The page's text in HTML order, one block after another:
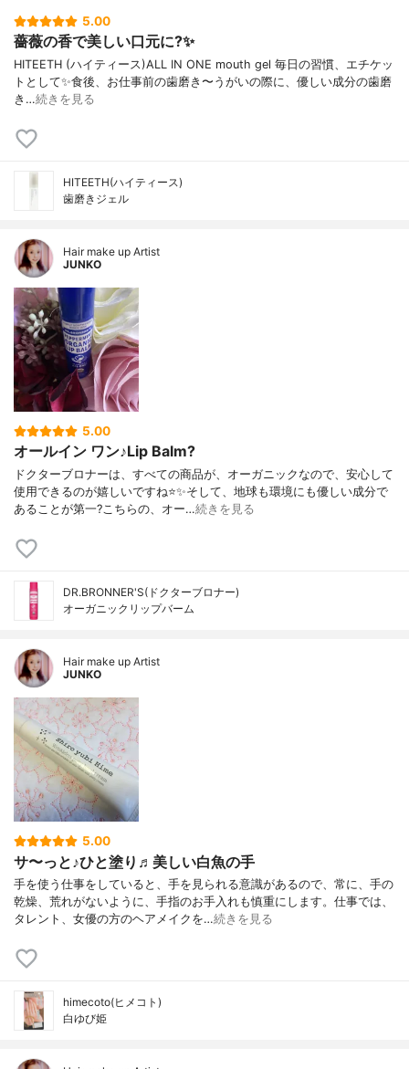
5.00
薔薇の香で美しい口元に?✨
HITEETH (ハイティース)ALL IN ONE mouth gel 毎日の習慣、エチケッ
トとして✨食後、お仕事前の歯磨き〜うがいの際に、優しい成分の歯磨
き…続きを見る
HITEETH(ハイティース)
歯磨きジェル
Hair make up Artist
JUNKO
5.00
オールイン ワン♪Lip Balm?
ドクターブロナーは、すべての商品が、オーガニックなので、安心して
使用できるのが嬉しいですね⭐️✨そして、地球も環境にも優しい成分で
あることが第一?こちらの、オー…続きを見る
DR.BRONNER'S(ドクターブロナー)
オーガニックリップバーム
Hair make up Artist
JUNKO
5.00
サ〜っと♪ひと塗り♬美しい白魚の手
手を使う仕事をしていると、手を見られる意識があるので、常に、手の
乾燥、荒れがないように、手指のお手入れも慎重にします。仕事では、
タレント、女優の方のヘアメイクを…続きを見る
himecoto(ヒメコト)
白ゆび姫